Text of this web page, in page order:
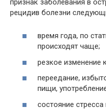
рецидив болезни
время года, по
происходят чаще;
резкое изменение
переедание,
пищи,
состояние стресса